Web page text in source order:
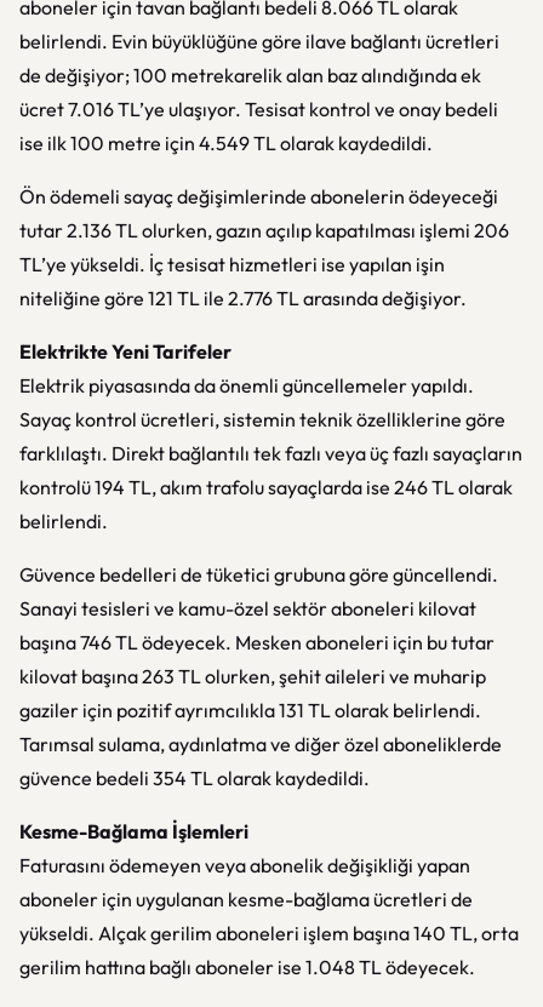
aboneler için tavan bağlantı bedeli 8.066 TL olarak
belirlendi. Evin büyüklüğüne göre ilave bağlantı ücretleri
de değişiyor; 100 metrekarelik alan baz alındığında ek
ücret 7.016 TL’ye ulaşıyor. Tesisat kontrol ve onay bedeli
ise ilk 100 metre için 4.549 TL olarak kaydedildi.
Ön ödemeli sayaç değişimlerinde abonelerin ödeyeceği
tutar 2.136 TL olurken, gazın açılıp kapatılması işlemi 206
TL’ye yükseldi. İç tesisat hizmetleri ise yapılan işin
niteliğine göre 121 TL ile 2.776 TL arasında değişiyor.
Elektrikte Yeni Tarifeler
Elektrik piyasasında da önemli güncellemeler yapıldı.
Sayaç kontrol ücretleri, sistemin teknik özelliklerine göre
farklılaştı. Direkt bağlantılı tek fazlı veya üç fazlı sayaçların
kontrolü 194 TL, akım trafolu sayaçlarda ise 246 TL olarak
belirlendi.
Güvence bedelleri de tüketici grubuna göre güncellendi.
Sanayi tesisleri ve kamu-özel sektör aboneleri kilovat
başına 746 TL ödeyecek. Mesken aboneleri için bu tutar
kilovat başına 263 TL olurken, şehit aileleri ve muharip
gaziler için pozitif ayrımcılıkla 131 TL olarak belirlendi.
Tarımsal sulama, aydınlatma ve diğer özel aboneliklerde
güvence bedeli 354 TL olarak kaydedildi.
Kesme-Bağlama İşlemleri
Faturasını ödemeyen veya abonelik değişikliği yapan
aboneler için uygulanan kesme-bağlama ücretleri de
yükseldi. Alçak gerilim aboneleri işlem başına 140 TL, orta
gerilim hattına bağlı aboneler ise 1.048 TL ödeyecek.